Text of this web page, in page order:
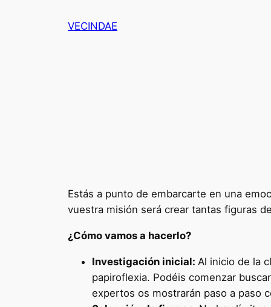
VECINDAE
Estás a punto de embarcarte en una
vuestra misión será crear tantas figuras
¿Cómo vamos a hacerlo?
Investigación inicial: Al inicio de la
papiroflexia. Podéis comenzar
expertos os mostrarán paso a paso